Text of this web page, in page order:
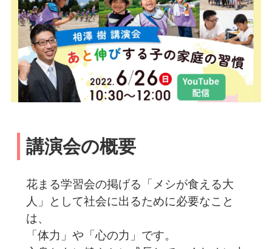
講演会の概要
花まる学習会の掲げる「メシが食える大
人」として社会に出るために必要なこと
は、
「体力」や「心の力」です。